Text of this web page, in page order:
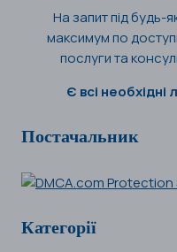
На запит під
максимум по
послуги та
Є всі необхідні
Постачальник
Категорії